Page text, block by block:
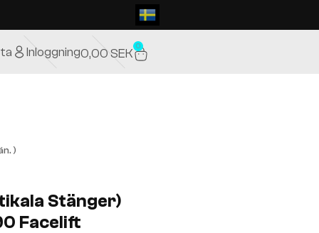
Inloggning0,00SEK 0
)
Stänger)
Facelift